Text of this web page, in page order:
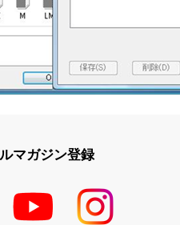
マガジン登録